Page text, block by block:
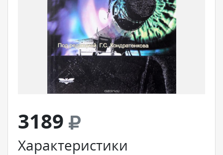
3189
Характеристики